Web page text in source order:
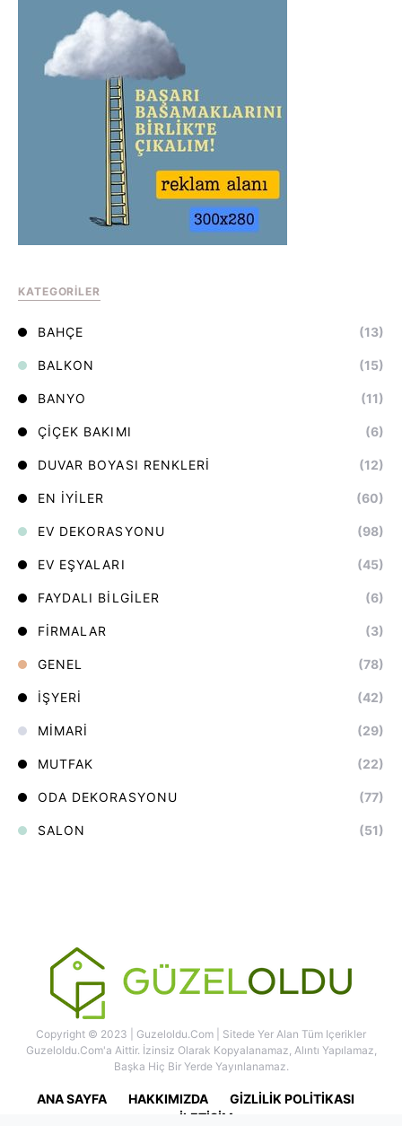
KATEGORILER
BAHÇE (13)
BALKON (15)
BANYO (11)
ÇIÇEK BAKIMI (6)
DUVAR BOYASI RENKLERI (12)
EN İYILER (60)
EV DEKORASYONU (98)
EV EŞYALARI (45)
FAYDALI BILGILER (6)
FIRMALAR (3)
GENEL (78)
İŞYERI (42)
MIMARI (29)
MUTFAK (22)
ODA DEKORASYONU (77)
SALON (51)
Copyright © 2023 | Guzeloldu.com | Sitede Yer Alan Tüm Içerikler
Guzeloldu.com'a Aittir. İzinsiz Olarak Kopyalanamaz, Alıntı Yapılamaz,
Başka Hiç Bir Yerde Yayınlanamaz.
ANA SAYFA HAKKIMIZDA
GIZLILIK POLITIKASI
İLETIŞIM